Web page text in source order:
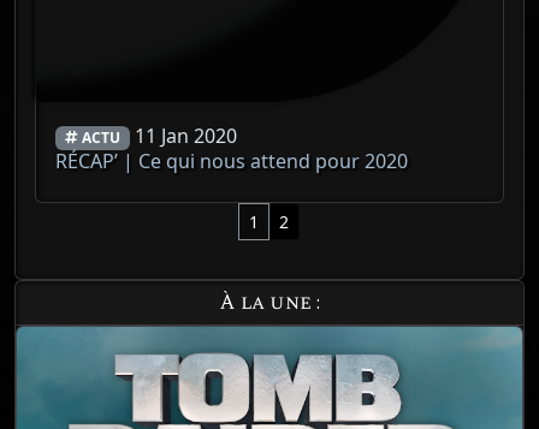
ACTU 11 Jan 2020
RÉCAP’ | Ce qui nous attend pour 2020
Current Page
1 Page
2
À la une :